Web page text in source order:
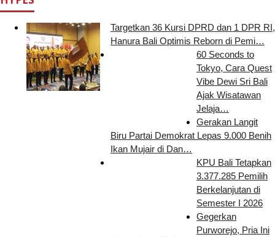
Targetkan 36 Kursi DPRD dan 1 DPR RI,
Hanura Bali Optimis Reborn di Pemi…
60 Seconds to
Tokyo, Cara Quest
Vibe Dewi Sri Bali
Ajak Wisatawan
Jelaja…
Gerakan Langit
Biru Partai Demokrat Lepas 9.000 Benih
Ikan Mujair di Dan…
KPU Bali Tetapkan
3.377.285 Pemilih
Berkelanjutan di
Semester I 2026
Gegerkan
Purworejo, Pria Ini